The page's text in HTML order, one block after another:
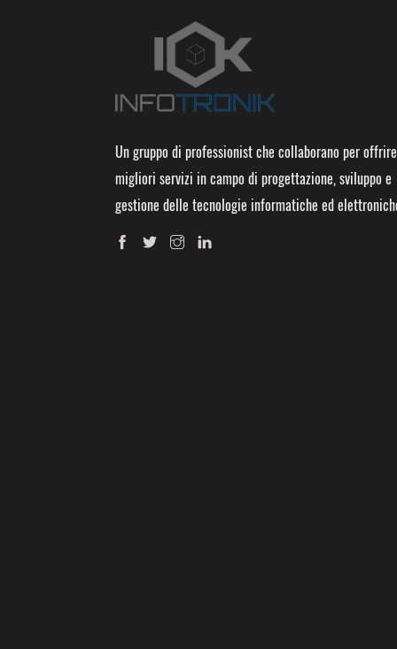
Un gruppo di professionist che collaborano per
migliori servizi in campo di progettazione, sviluppo e
gestione delle tecnologie informatiche ed